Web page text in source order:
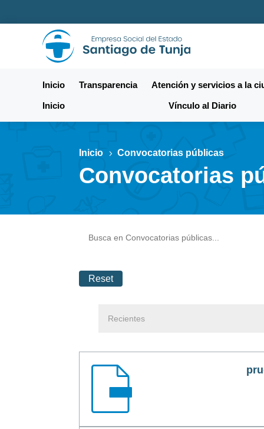
Inicio Transparencia Atención y servicios a la
Inicio Vínculo al Diario
Inicio 5 Convocatorias públicas
Convocatorias
Reset